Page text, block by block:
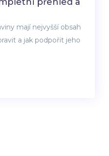
mají nejvyšší obsah
a jak podpořit jeho